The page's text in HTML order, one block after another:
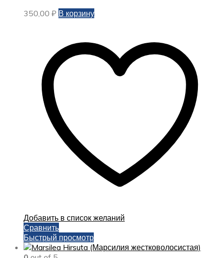
350,00 ₽ В корзину
Добавить в список желаний
Сравнить
Быстрый просмотр